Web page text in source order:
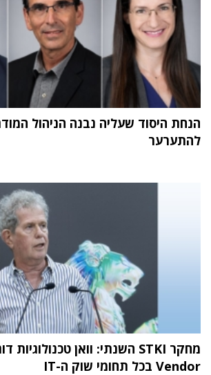
הנחת היסוד שעליה נבנה הניהול
להתערער
Vendor בכל תחומי שוק ה-IT